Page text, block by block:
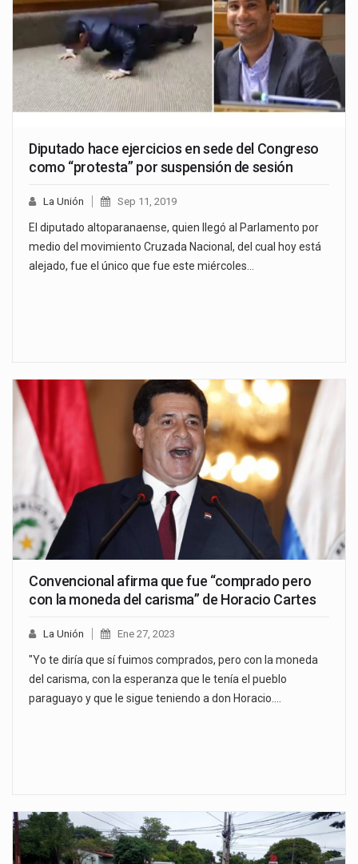
Diputado hace ejercicios en sede del Congreso
como “protesta” por suspensión de sesión
La Unión Sep 11, 2019
El diputado altoparanaense, quien llegó al Parlamento por
medio del movimiento Cruzada Nacional, del cual hoy está
alejado, fue el único que fue este miércoles…
Convencional afirma que fue “comprado pero
con la moneda del carisma” de Horacio Cartes
La Unión Ene 27, 2023
"Yo te diría que sí fuimos comprados, pero con la moneda
del carisma, con la esperanza que le tenía el pueblo
paraguayo y que le sigue teniendo a don Horacio.…